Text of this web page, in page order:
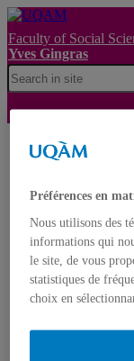
Faculty of Social
Yves Gingras
UQAM
Français English
Préférences en
Nous utilisons des
informations qui
le site, de vous
statistiques de
choix en